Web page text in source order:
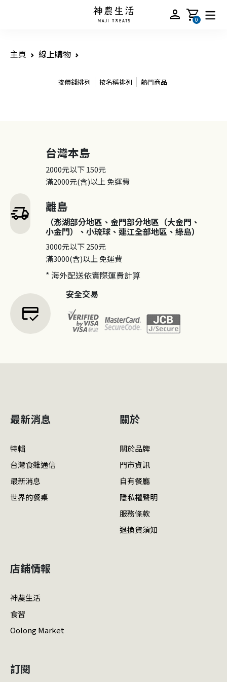
person shopping_cart
0
主頁 線上購物
按價錢排列 按名稱排列 熱門商品
delivery_truck_speed
台灣本島
2000元以下150元
滿2000元(含)以上免運費
離島
（澎湖部分地區、金門部分地區（大金門、
小金門）、小琉球、連江全部地區、綠島）
3000元以下250元
滿3000(含)以上免運費
* 海外配送依實際運費計算
credit_score
安全交易
最新消息
特輯
台灣食雜通信
最新消息
世界的餐桌
關於
關於品牌
門市資訊
自有餐廳
隱私權聲明
服務條款
退換貨須知
店鋪情報
神農生活
食習
Oolong Market
訂閱